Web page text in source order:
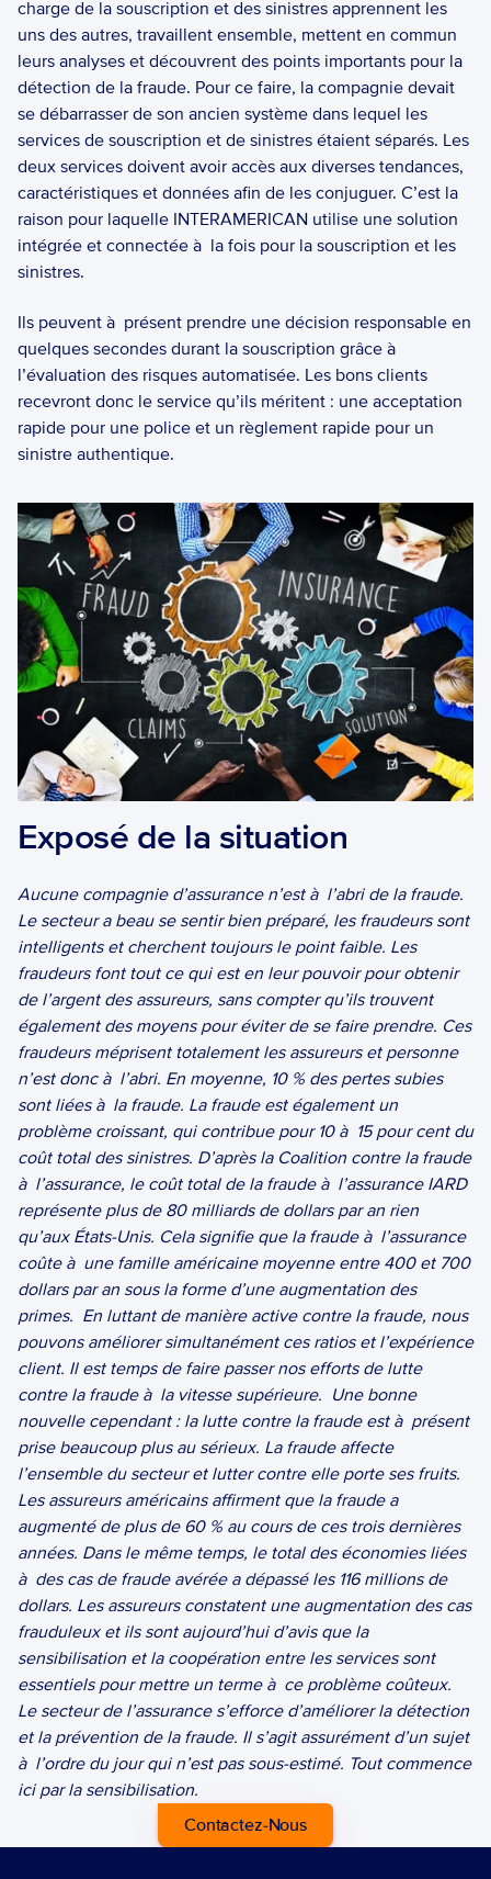
charge de la souscription et des sinistres apprennent les
uns des autres, travaillent ensemble, mettent en commun
leurs analyses et découvrent des points importants pour la
détection de la fraude. Pour ce faire, la compagnie devait
se débarrasser de son ancien système dans lequel les
services de souscription et de sinistres étaient séparés. Les
deux services doivent avoir accès aux diverses tendances,
caractéristiques et données afin de les conjuguer. C’est la
raison pour laquelle INTERAMERICAN utilise une solution
intégrée et connectée à  la fois pour la souscription et les
sinistres.
Ils peuvent à  présent prendre une décision responsable en
quelques secondes durant la souscription grâce à
l’évaluation des risques automatisée. Les bons clients
recevront donc le service qu’ils méritent : une acceptation
rapide pour une police et un règlement rapide pour un
sinistre authentique.
Exposé de la situation
Aucune compagnie d’assurance n’est à  l’abri de la fraude.
Le secteur a beau se sentir bien préparé, les fraudeurs sont
intelligents et cherchent toujours le point faible. Les
fraudeurs font tout ce qui est en leur pouvoir pour obtenir
de l’argent des assureurs, sans compter qu’ils trouvent
également des moyens pour éviter de se faire prendre. Ces
fraudeurs méprisent totalement les assureurs et personne
n’est donc à  l’abri. En moyenne, 10 % des pertes subies
sont liées à  la fraude. La fraude est également un
problème croissant, qui contribue pour 10 à  15 pour cent du
coût total des sinistres. D’après la Coalition contre la fraude
à  l’assurance, le coût total de la fraude à  l’assurance IARD
représente plus de 80 milliards de dollars par an rien
qu’aux États-Unis. Cela signifie que la fraude à  l’assurance
coûte à  une famille américaine moyenne entre 400 et 700
dollars par an sous la forme d’une augmentation des
primes. En luttant de manière active contre la fraude, nous
pouvons améliorer simultanément ces ratios et l’expérience
client. Il est temps de faire passer nos efforts de lutte
contre la fraude à  la vitesse supérieure. Une bonne
nouvelle cependant : la lutte contre la fraude est à  présent
prise beaucoup plus au sérieux. La fraude affecte
l’ensemble du secteur et lutter contre elle porte ses fruits.
Les assureurs américains affirment que la fraude a
augmenté de plus de 60 % au cours de ces trois dernières
années. Dans le même temps, le total des économies liées
à  des cas de fraude avérée a dépassé les 116 millions de
dollars. Les assureurs constatent une augmentation des cas
frauduleux et ils sont aujourd’hui d’avis que la
sensibilisation et la coopération entre les services sont
essentiels pour mettre un terme à  ce problème coûteux.
Le secteur de l’assurance s’efforce d’améliorer la détection
et la prévention de la fraude. Il s’agit assurément d’un sujet
à  l’ordre du jour qui n’est pas sous-estimé. Tout commence
ici par la sensibilisation.
Contactez-Nous